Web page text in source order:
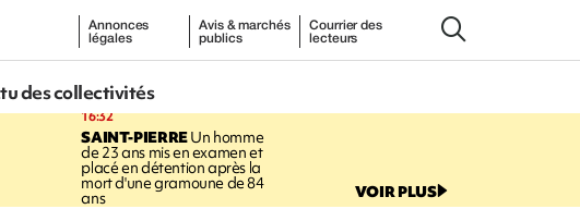
Annonces
légales
Avis & marchés
publics
Courrier des
lecteurs
des collectivités
16:32
SAINT-PIERREUn homme
de 23 ans mis en examen et
placé en détention après la
mort d'une gramoune de 84
ans VOIR PLUS